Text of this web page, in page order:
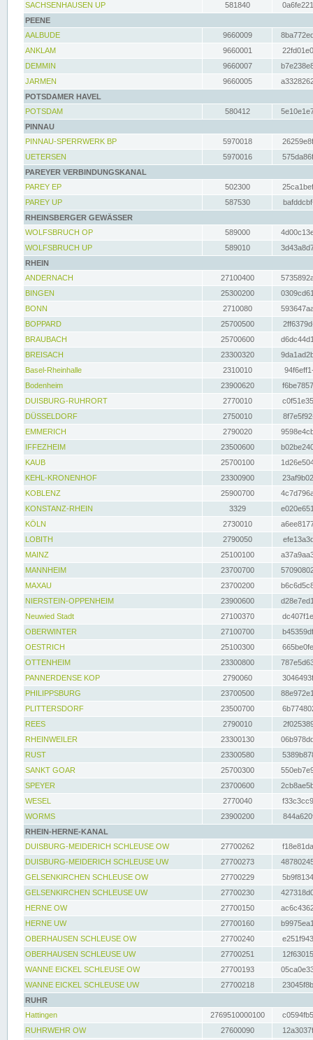
SACHSENHAUSEN UP
581840
PEENE
AALBUDE
9660009
ANKLAM
9660001
DEMMIN
9660007
JARMEN
9660005
POTSDAMER HAVEL
POTSDAM
580412
PINNAU
PINNAU-SPERRWERK BP
5970018
UETERSEN
5970016
PAREYER VERBINDUNGSKANAL
PAREY EP
502300
PAREY UP
587530
RHEINSBERGER GEWÄSSER
WOLFSBRUCH OP
589000
WOLFSBRUCH UP
589010
RHEIN
ANDERNACH
27100400
BINGEN
25300200
BONN
2710080
BOPPARD
25700500
BRAUBACH
25700600
BREISACH
23300320
Basel-Rheinhalle
2310010
Bodenheim
23900620
DUISBURG-RUHRORT
2770010
DÜSSELDORF
2750010
EMMERICH
2790020
IFFEZHEIM
23500600
KAUB
25700100
KEHL-KRONENHOF
23300900
KOBLENZ
25900700
KONSTANZ-RHEIN
3329
KÖLN
2730010
LOBITH
2790050
MAINZ
25100100
MANNHEIM
23700700
MAXAU
23700200
NIERSTEIN-OPPENHEIM
23900600
Neuwied Stadt
27100370
OBERWINTER
27100700
OESTRICH
25100300
OTTENHEIM
23300800
PANNERDENSE KOP
2790060
PHILIPPSBURG
23700500
PLITTERSDORF
23500700
REES
2790010
RHEINWEILER
23300130
RUST
23300580
SANKT GOAR
25700300
SPEYER
23700600
WESEL
2770040
WORMS
23900200
RHEIN-HERNE-KANAL
DUISBURG-MEIDERICH SCHLEUSE OW
27700262
DUISBURG-MEIDERICH SCHLEUSE UW
27700273
GELSENKIRCHEN SCHLEUSE OW
27700229
GELSENKIRCHEN SCHLEUSE UW
27700230
HERNE OW
27700150
HERNE UW
27700160
OBERHAUSEN SCHLEUSE OW
27700240
OBERHAUSEN SCHLEUSE UW
27700251
WANNE EICKEL SCHLEUSE OW
27700193
WANNE EICKEL SCHLEUSE UW
27700218
RUHR
Hattingen
2769510000100
RUHRWEHR OW
27600090